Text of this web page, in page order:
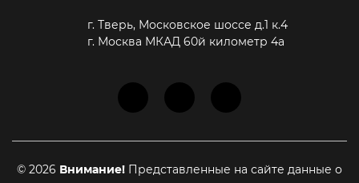
г. Тверь, Московское шоссе д.1 к.4
г. Москва МКАД 60й километр 4а
© 2026 Внимание! Представленные на сайте данные о